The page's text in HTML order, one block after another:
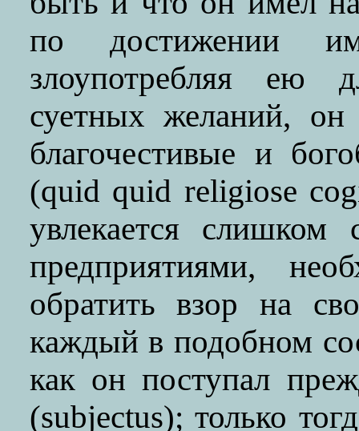
по достижении
злоупотребляя ею
суетных желаний, он
благочестивые и
(quid quid religiose
увлекается
предприятиями,
обратить взор на
каждый в подобном
как он поступал
(subjectus); только